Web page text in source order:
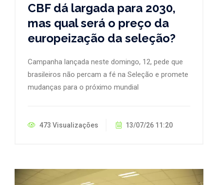
CBF dá largada para 2030,
mas qual será o preço da
europeização da seleção?
Campanha lançada neste domingo, 12, pede que
brasileiros não percam a fé na Seleção e promete
mudanças para o próximo mundial
473 Visualizações 13/07/26 11:20